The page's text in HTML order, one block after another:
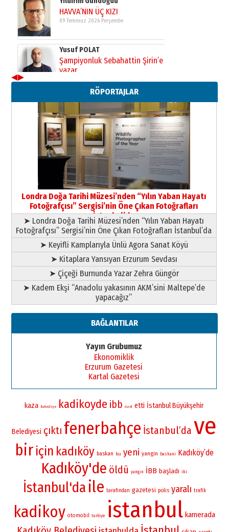
09 Temmuz 2026 Perşembe
Şampiyonluk Sebahattin Şirin’e
yazar
11 Mayıs 2026 Pazartesi
Neşat YALÇIN
Paranın Aile Kültüründeki Yeri
03 Ağustos 2026 Pazartesi
Yıldırım Gündoğdu
HAVVA’NIN ÜÇ KIZI
09 Temmuz 2026 Perşembe
Yusuf POLAT
Şampiyonluk Sebahattin Şirin’e
yazar
11 Mayıs 2026 Pazartesi
◀▶
RÖPORTAJLAR
Londra Doğa Tarihi Müzesi’nden “Yılın Yaban Hayatı
Fotoğrafçısı” Sergisi’nin Öne Çıkan Fotoğrafları
İstanbul’da
➤ Londra Doğa Tarihi Müzesi’nden “Yılın Yaban Hayatı
Fotoğrafçısı” Sergisi’nin Öne Çıkan Fotoğrafları İstanbul’da
➤ Keyifli Kamplarıyla Ünlü Agora Sanat Köyü
➤ Kitaplara Yansıyan Erzurum Sevdası
➤ Çiçeği Burnunda Yazar Zehra Güngör
➤ Kadem Ekşi “Anadolu yakasının AKM’sini Maltepe’de
yapacağız”
BAĞLANTILAR
Yayın Grubumuz
Ekonomiklik
Erzurum Gazetesi
Kartal Gazetesi
kaza Belediye kadikoyde ibb özel etti İstanbul Büyükşehir
Belediyesi çıktı fenerbahçe İstanbul’da ve
biriçin kadıköy baskan bu yeni yangin baskani Kadıköy’de
Kadıköy'de öldü yangın İBB başladı iki
İstanbul'da ile tarafından gazetesi polis yaralı trafik
kadikoy otomobil turkiye istanbul kamerada